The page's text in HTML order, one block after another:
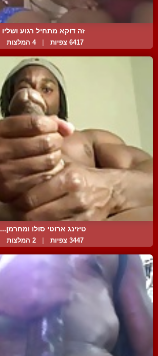
זה דוקא מתחיל רגוע ושליו
6417 צפיות 4 המלצות
טיזינג ארוטי סולו ומחרמן...
3447 צפיות | 2 המלצות